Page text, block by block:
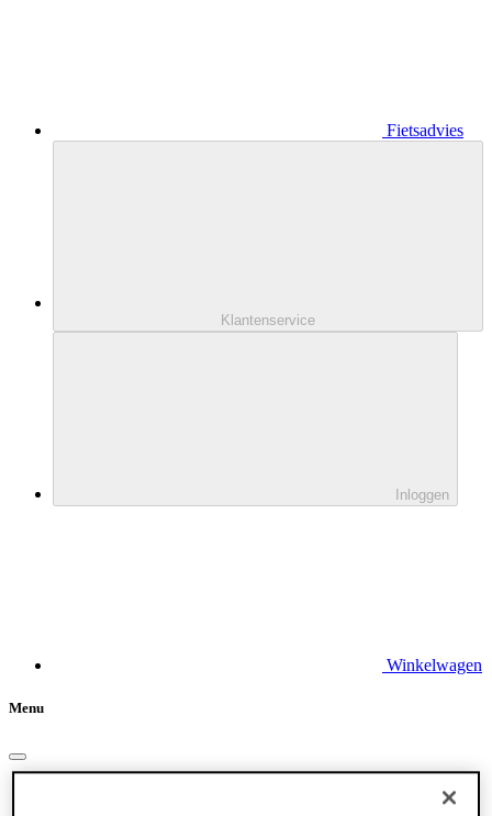
Fietsadvies
Klantenservice
Inloggen
Winkelwagen
Menu